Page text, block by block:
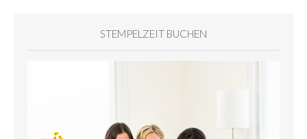
STEMPELZEIT BUCHEN